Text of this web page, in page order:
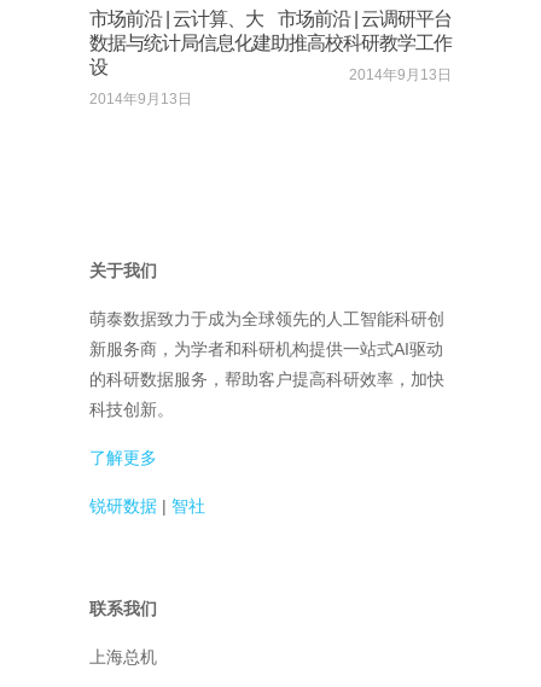
市场前沿 | 云计算、大
数据与统计局信息化建
设
2014年9月13日
市场前沿 | 云调研平台
助推高校科研教学工作
2014年9月13日
关于我们
萌泰数据致力于成为全球领先的人工智能科研创
新服务商，为学者和科研机构提供一站式AI驱动
的科研数据服务，帮助客户提高科研效率，加快
科技创新。
了解更多
锐研数据 | 智社
联系我们
上海总机